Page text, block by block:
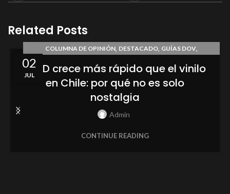
Related Posts
02
JUL
COLUMNA DE OPINIÓN, DESTACADO, GUÍAS DOV,
El CD crece más rápido que el vinilo
en Chile: por qué no es solo
nostalgia
Admin
CONTINUE READING